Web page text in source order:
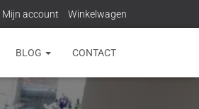
Mijn account Winkelwagen
BLOG CONTACT